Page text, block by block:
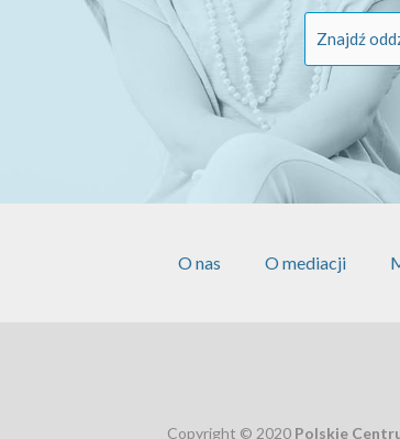
Znajdź
O nas O mediacji
Copyright © 2020 Polskie